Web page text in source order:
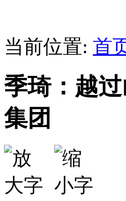
当前位置: 首
季琦：越
集团